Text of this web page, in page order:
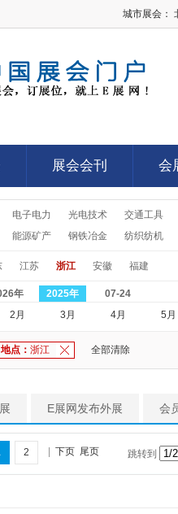
城市展会：
展会会刊
展会会刊
会
会
电子电力 光电技术
交通工具
能源矿产 钢铁冶金 纺织纺机
江苏 浙江 安徽 福建
年 2025年
07-24
2月 3月 4月 5月
地点： 浙江 全部清除
E展网发布外展 会
2 下页 尾页 跳转到